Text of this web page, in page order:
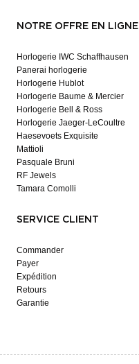
NOTRE OFFRE EN LIGNE
Horlogerie IWC Schaffhausen
Panerai horlogerie
Horlogerie Hublot
Horlogerie Baume & Mercier
Horlogerie Bell & Ross
Horlogerie Jaeger-LeCoultre
Haesevoets Exquisite
Mattioli
Pasquale Bruni
RF Jewels
Tamara Comolli
SERVICE CLIENT
Commander
Payer
Expédition
Retours
Garantie